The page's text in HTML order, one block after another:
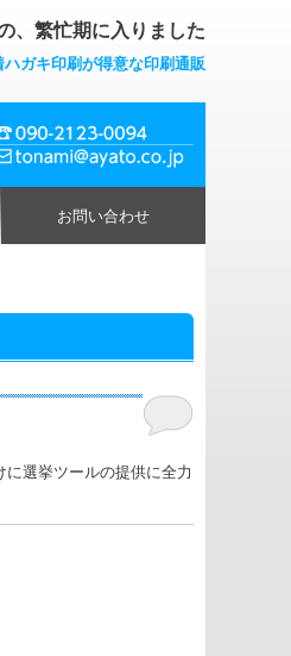
繁忙期に入りました
ガキ印刷が得意な印刷通販
お問い合わせ
選挙ツールの提供に全力